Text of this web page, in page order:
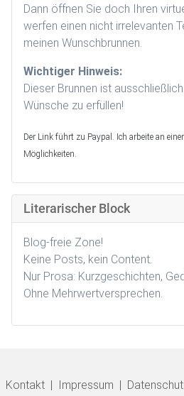
Dann öffnen Sie doch Ihren
werfen einen nicht irrelevanten
meinen Wunschbrunnen.
Wichtiger Hinweis:
Dieser Brunnen ist
Wünsche zu erfüllen!
Der Link führt zu Paypal. Ich arbeite an
Möglichkeiten.
Literarischer Block
Blog-freie Zone!
Keine Posts, kein Content.
Nur Prosa: Kurzgeschichten,
Ohne Mehrwertversprechen.
Kontakt Impressum